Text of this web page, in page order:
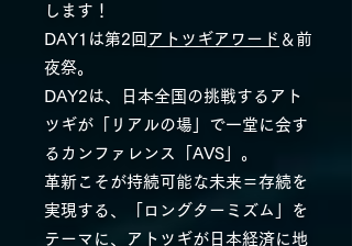
します！
DAY1は第2回 アトツギアワード ＆前
夜祭。
DAY2は、日本全国の挑戦するアト
ツギが「リアルの場」で一堂に会す
るカンファレンス「AVS」。
革新こそが持続可能な未来＝存続を
実現する、「ロングターミズム」を
テーマに、アトツギが日本経済に地